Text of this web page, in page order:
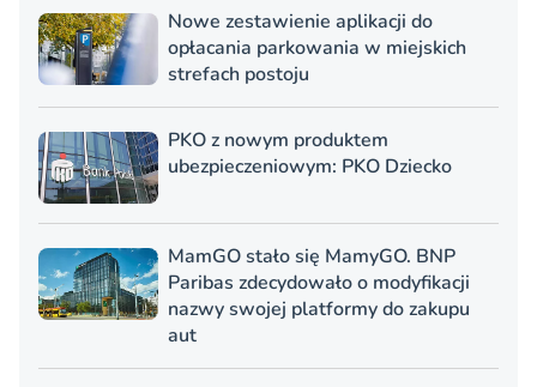
Nowe zestawienie aplikacji do
opłacania parkowania w miejskich
strefach postoju
PKO z nowym produktem
ubezpieczeniowym: PKO Dziecko
MamGO stało się MamyGO. BNP
Paribas zdecydowało o modyfikacji
nazwy swojej platformy do zakupu
aut